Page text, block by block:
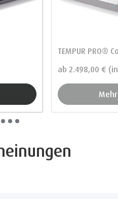
TEMPUR PRO®
ab 2.498,00 €